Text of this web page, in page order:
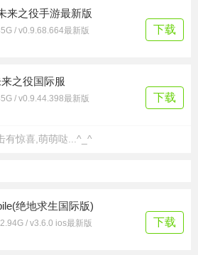
来之役手游最新版
/ v0.9.68.664最新版 下载
之役国际服
/ v0.9.44.398最新版 下载
有惊喜,萌萌哒...^_^
绝地求生国际版)
/ v3.6.0 ios最新版 下载